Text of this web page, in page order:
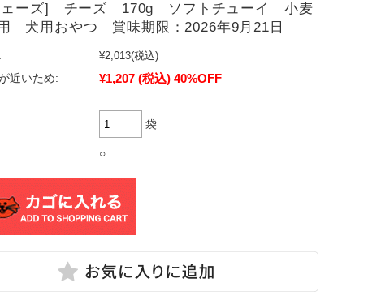
ェーズ] チーズ 170g ソフトチューイ 小麦
犬用おやつ 賞味期限：2026年9月21日
¥2,013(税込)
近いため:
¥1,207 (税込) 40%OFF
袋
○